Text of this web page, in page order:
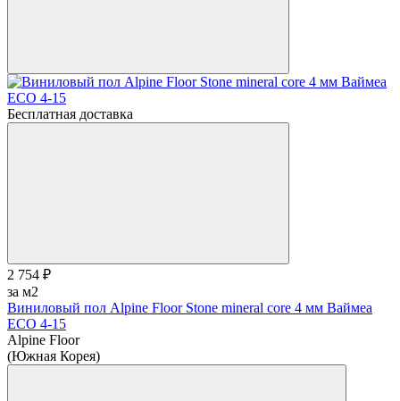
Бесплатная доставка
2 754 ₽
за м2
Виниловый пол Alpine Floor Stone mineral core 4 мм Ваймеа
ЕСО 4-15
Alpine Floor
(Южная Корея)